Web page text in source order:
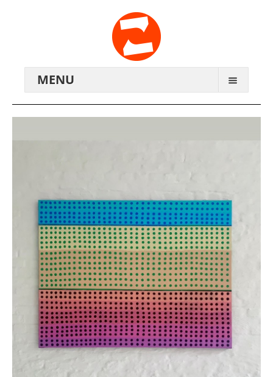
MENU
ARCHIV
KONTAKTE
ZENTRALWERK E.V.
GENOSSENSCHAFT
MIETER:INNEN
DER ORT UND SEINE GESCHICHTE
UNSER POLITISCHES SELBSTVERSTÄNDNIS
NACHHALTIGKEIT UND KLIMASCHUTZ
WE ARE MEMBERS OF TRANS EUROPE HALLES